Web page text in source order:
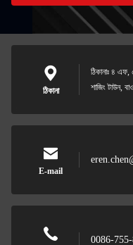
ঠিকানা
ঠিকানাঃ ৪ এফ,
শাজিং টাউন,
E-mail
0086-